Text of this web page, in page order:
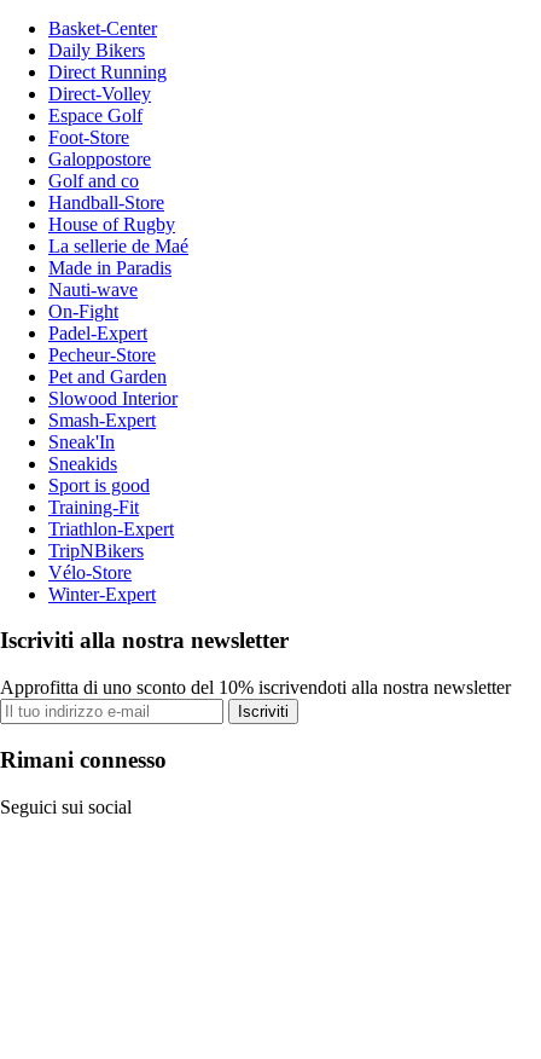
Basket-Center
Daily Bikers
Direct Running
Direct-Volley
Espace Golf
Foot-Store
Galoppostore
Golf and co
Handball-Store
House of Rugby
La sellerie de Maé
Made in Paradis
Nauti-wave
On-Fight
Padel-Expert
Pecheur-Store
Pet and Garden
Slowood Interior
Smash-Expert
Sneak'In
Sneakids
Sport is good
Training-Fit
Triathlon-Expert
TripNBikers
Vélo-Store
Winter-Expert
Iscriviti alla nostra newsletter
Approfitta di uno sconto del 10% iscrivendoti alla nostra newsletter
Iscriviti
Rimani connesso
Seguici sui social